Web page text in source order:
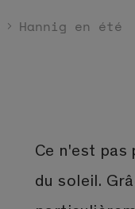
Hannig en été
Ce n'est
du soleil.